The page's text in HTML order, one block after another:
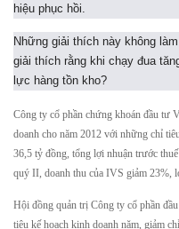
hiệu phục hồi.
Những giải thích này không
giải thích rằng khi chạy đua
lực hàng tồn kho?
Công ty cổ phần chứng khoán đầu tư
doanh cho năm 2012 với những chỉ
36,5 tỷ đồng, tổng lợi nhuận trước
quý II, doanh thu của IVS giảm 23%,
Hội đồng quản trị Công ty cổ phần
tiêu kế hoạch kinh doanh năm, giảm